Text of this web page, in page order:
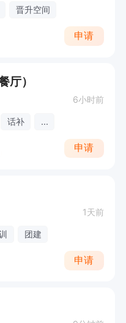
晋升空间
申请
厅）
6小时前
话补 ...
申请
1天前
团建
申请